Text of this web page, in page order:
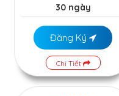
30 ngày
Đăng Ký
Chi Tiết